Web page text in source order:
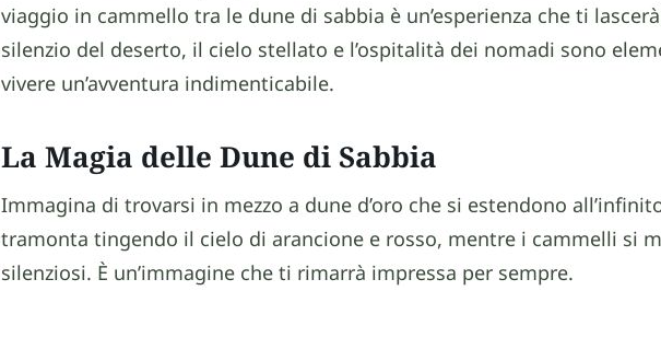
viaggio in cammello tra le dune di sabbia è un’esperienza che ti
silenzio del deserto, il cielo stellato e l’ospitalità dei nomadi sono
vivere un’avventura indimenticabile.
La Magia delle Dune di Sabbia
Immagina di trovarsi in mezzo a dune d’oro che si estendono
tramonta tingendo il cielo di arancione e rosso, mentre i cammelli si
silenziosi. È un’immagine che ti rimarrà impressa per sempre.